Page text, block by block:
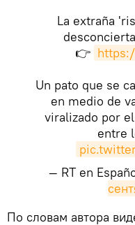
La extraña
👉
Un pato que se
en medio de
viralizado por
entre
— RT en
​По словам автора